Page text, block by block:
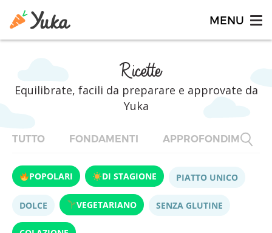
Ricette
Equilibrate, facili da preparare e approvate da
Yuka
TUTTO FONDAMENTI APPROFONDIMENTI
POPOLARI DI STAGIONE PIATTO UNICO
DOLCE VEGETARIANO SENZA GLUTINE